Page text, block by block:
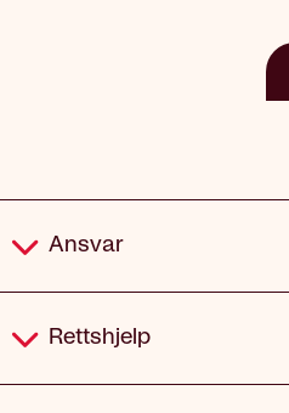
Ansvar
Rettshjelp